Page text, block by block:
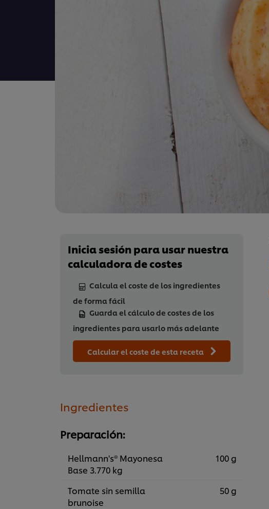
Inicia sesión para usar nuestra
calculadora de costes
Calcula el coste de los ingredientes
de forma fácil
Guarda el cálculo de costes de los
ingredientes para usarlo más adelante
Calcular el coste de esta receta
Ingredientes
Preparación:
Hellmann's® Mayonesa
Base 3.770 kg
100 g
Tomate sin semilla
brunoise
50 g